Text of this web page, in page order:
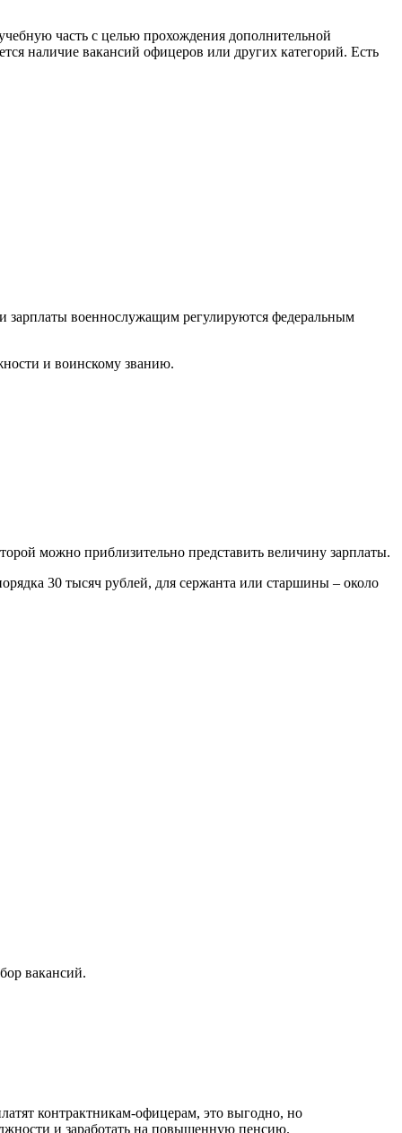
часть с целью прохождения дополнительной
наличие вакансий офицеров или других категорий. Есть
зарплаты военнослужащим регулируются федеральным
и воинскому званию.
можно приблизительно представить величину зарплаты.
30 тысяч рублей, для сержанта или старшины – около
вакансий.
контрактникам-офицерам, это выгодно, но
и заработать на повышенную пенсию.